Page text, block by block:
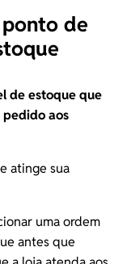
de
de estoque que
aos
atinge sua
uma ordem
antes que